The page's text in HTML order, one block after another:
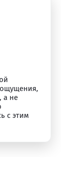
а не
с этим